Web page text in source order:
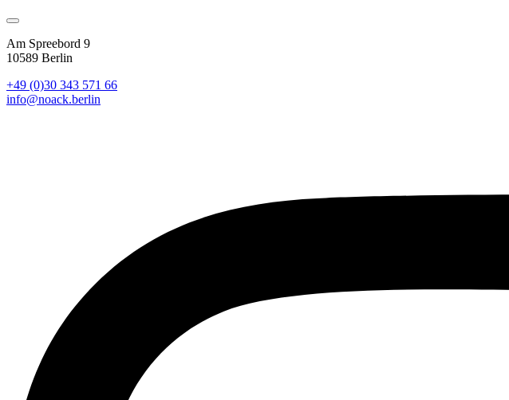
Am Spreebord 9
10589 Berlin
+49 (0)30 343 571 66
info@noack.berlin